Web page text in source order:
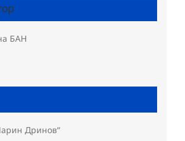
БАН
Дринов“